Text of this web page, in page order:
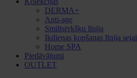
DERMA+
Anti-age
Smiltsērkšķu līnija
Ikdienas kopšanas līnija sejai
Home SPA
Piedāvājumi
OUTLET